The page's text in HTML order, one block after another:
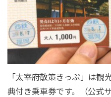
「太宰府散策きっぷ」は観
典付き乗車券です。（公式